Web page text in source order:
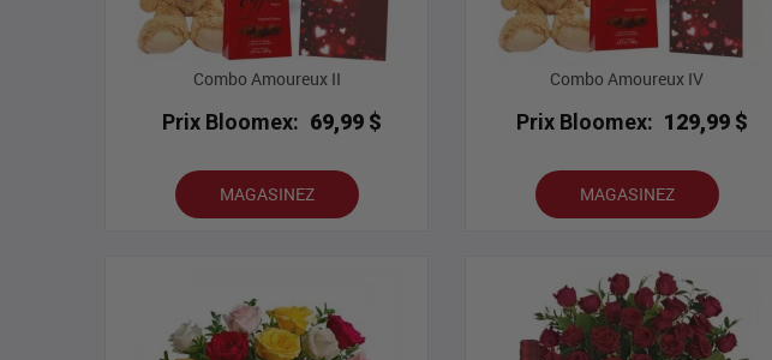
Combo Amoureux II
Prix Bloomex: 69,99 $
MAGASINEZ
Combo Amoureux IV
Prix Bloomex: 129,99 $
MAGASINEZ